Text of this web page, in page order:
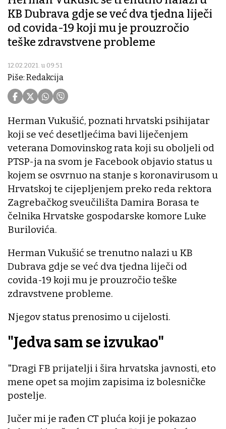
KB Dubrava gdje se već dva tjedna liječi
od covida-19 koji mu je prouzročio
teške zdravstvene probleme
12.02.2021. u 09:51
Piše: Redakcija
Herman Vukušić, poznati hrvatski psihijatar
koji se već desetljećima bavi liječenjem
veterana Domovinskog rata koji su oboljeli od
PTSP-ja na svom je Facebook objavio status u
kojem se osvrnuo na stanje s koronavirusom u
Hrvatskoj te cijepljenjem preko reda rektora
Zagrebačkog sveučilišta Damira Borasa te
čelnika Hrvatske gospodarske komore Luke
Burilovića.
Herman Vukušić se trenutno nalazi u KB
Dubrava gdje se već dva tjedna liječi od
covida-19 koji mu je prouzročio teške
zdravstvene probleme.
Njegov status prenosimo u cijelosti.
"Jedva sam se izvukao"
"Dragi FB prijatelji i šira hrvatska javnosti, eto
mene opet sa mojim zapisima iz bolesničke
postelje.
Jučer mi je rađen CT pluća koji je pokazao